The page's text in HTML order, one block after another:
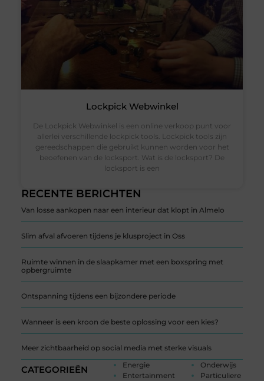
RECENTE BERICHTEN
Van losse aankopen naar een interieur dat klopt in Almelo
Slim afval afvoeren tijdens je klusproject in Oss
Ruimte winnen in de slaapkamer met een boxspring met
opbergruimte
Ontspanning tijdens een bijzondere periode
Wanneer is een kroon de beste oplossing voor een kies?
Meer zichtbaarheid op social media met sterke visuals
CATEGORIEËN
Energie
Entertainment
Onderwijs
Particuliere
Lockpick Webwinkel
De Lockpick Webwinkel is een online verkoop punt voor
allerlei verschillende lockpick tools. Lockpick tools zijn
gereedschappen die gebruikt kunnen worden voor het
beoefenen van de locksport. Wat is de locksport? De
locksport is een